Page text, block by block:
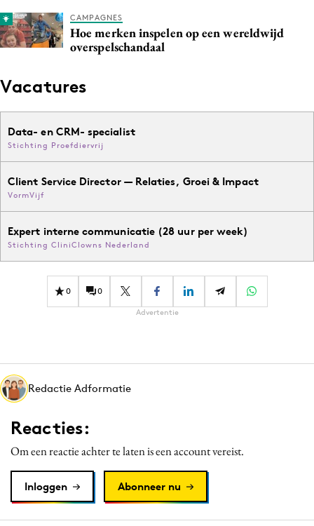
CAMPAGNES
Hoe merken inspelen op een wereldwijd
overspelschandaal
Vacatures
Data- en CRM- specialist
Stichting Proefdiervrij
Client Service Director — Relaties, Groei & Impact
VormVijf
Expert interne communicatie (28 uur per week)
Stichting CliniClowns Nederland
0 0
Advertentie
Redactie Adformatie
Reacties:
Om een reactie achter te laten is een account vereist.
Inloggen Abonneer nu